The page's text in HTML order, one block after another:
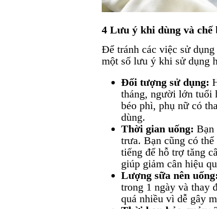
4 Lưu ý khi dùng và chế
Để tránh các việc sử
một số lưu ý khi sử dụng
Đối tượng sử dụng:
tháng, người lớn tuổi
béo phì, phụ nữ có
dùng.
Thời gian uống: Bạn
trưa. Bạn cũng có
tiếng để hỗ trợ tăng
giúp giảm cân hiệu
Lượng sữa nên
trong 1 ngày và thay
quá nhiều vì dễ gây